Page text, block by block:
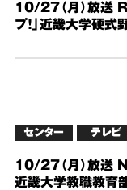
10/27（月）放送
プ！」近畿大学硬
センター テレビ
10/27（月）放送
近畿大学教職教育